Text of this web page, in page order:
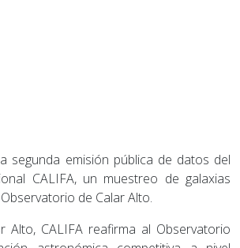
segunda emisión pública de datos del
CALIFA, un muestreo de galaxias
de Calar Alto.
Alto, CALIFA reafirma al Observatorio